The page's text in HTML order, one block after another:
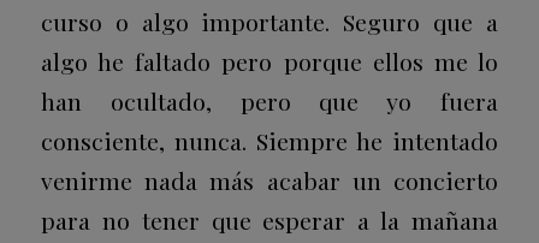
curso o algo importante. Seguro que a
algo he faltado pero porque ellos me lo
han ocultado, pero que yo fuera
consciente, nunca. Siempre he intentado
venirme nada más acabar un concierto
para no tener que esperar a la mañana